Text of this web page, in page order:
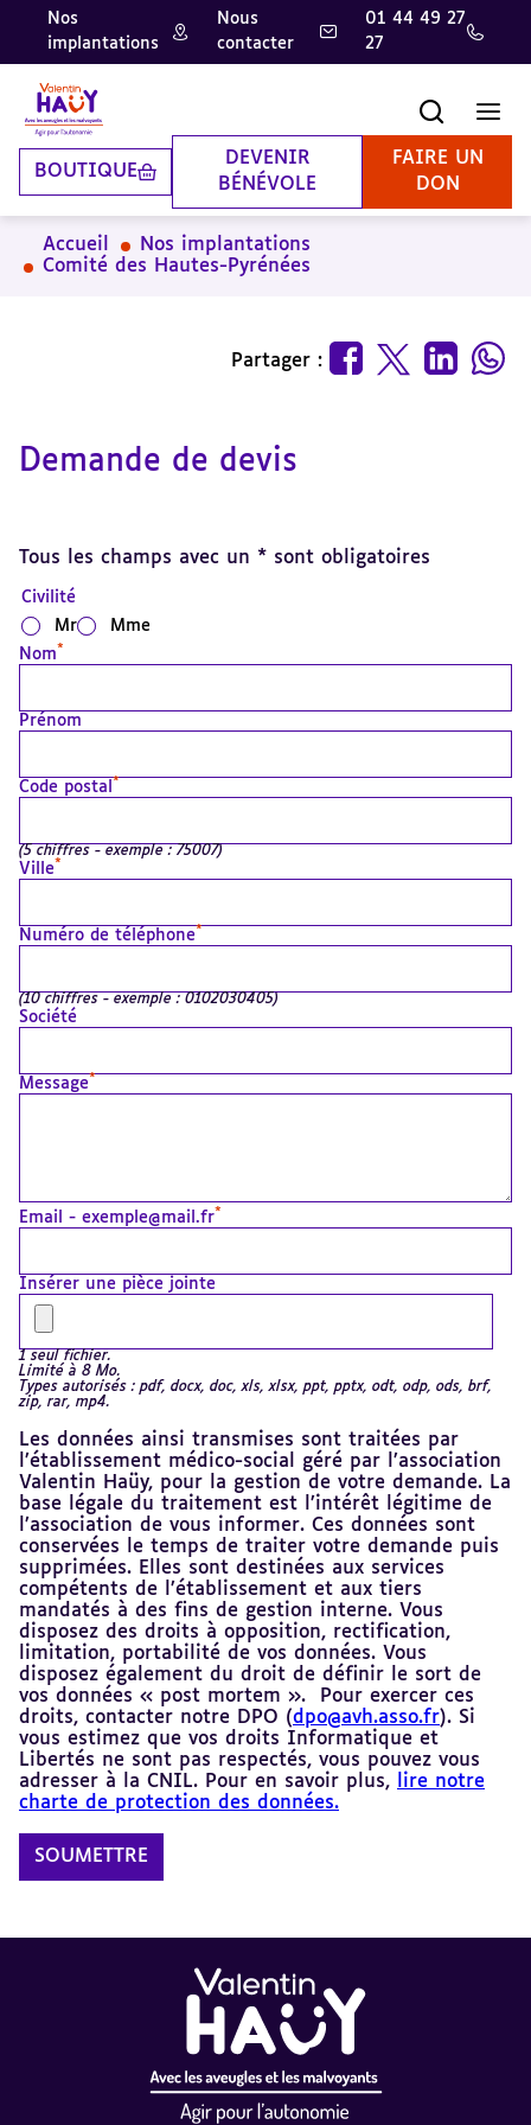
Aller
contenu
principal
Aller
pied
de
page
Aller
la
recherche
Nos
implantations
Nous
contacter
01 44 49 27
27
BOUTIQUE
DEVENIR
BÉNÉVOLE
FAIRE UN
DON
Accueil
Nos implantations
Comité des Hautes-Pyrénées
Partager :
Demande de devis
Tous les champs avec un * sont obligatoires
Civilité
Mr
Mme
Nom *
Prénom
Code postal *
(5 chiffres - exemple : 75007)
Ville *
Numéro de téléphone *
(10 chiffres - exemple : 0102030405)
Société
Message *
Email - exemple@mail.fr*
Insérer une pièce jointe
1 seul fichier.
Limité à 8 Mo.
Types autorisés : pdf, docx, doc, xls, xlsx, ppt, pptx, odt, odp, ods, brf,
zip, rar, mp4.
Les données ainsi transmises sont traitées par
l’établissement médico-social géré par l’association
Valentin Haüy, pour la gestion de votre demande. La
base légale du traitement est l’intérêt légitime de
l’association de vous informer. Ces données sont
conservées le temps de traiter votre demande puis
supprimées. Elles sont destinées aux services
compétents de l’établissement et aux tiers
mandatés à des fins de gestion interne. Vous
disposez des droits à opposition, rectification,
limitation, portabilité de vos données. Vous
disposez également du droit de définir le sort de
vos données « post mortem ». Pour exercer ces
droits, contacter notre DPO (dpo@avh.asso.fr). Si
vous estimez que vos droits Informatique et
Libertés ne sont pas respectés, vous pouvez vous
adresser à la CNIL. Pour en savoir plus,
lire notre
charte de protection des données.